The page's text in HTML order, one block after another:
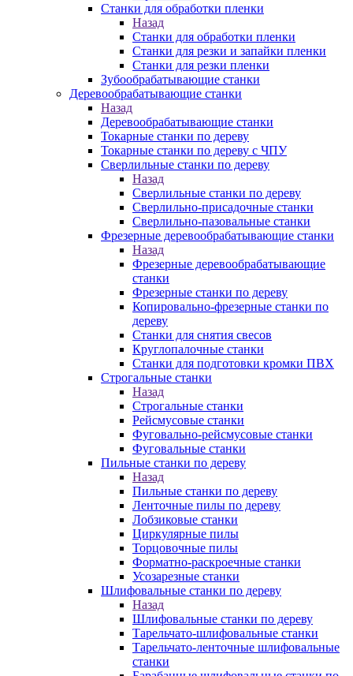
Станки для обработки пленки
Назад
Станки для обработки пленки
Станки для резки и запайки пленки
Станки для резки пленки
Зубообрабатывающие станки
Деревообрабатывающие станки
Назад
Деревообрабатывающие станки
Токарные станки по дереву
Токарные станки по дереву с ЧПУ
Сверлильные станки по дереву
Назад
Сверлильные станки по дереву
Сверлильно-присадочные станки
Сверлильно-пазовальные станки
Фрезерные деревообрабатывающие станки
Назад
Фрезерные деревообрабатывающие
станки
Фрезерные станки по дереву
Копировально-фрезерные станки по
дереву
Станки для снятия свесов
Круглопалочные станки
Станки для подготовки кромки ПВХ
Строгальные станки
Назад
Строгальные станки
Рейсмусовые станки
Фуговально-рейсмусовые станки
Фуговальные станки
Пильные станки по дереву
Назад
Пильные станки по дереву
Ленточные пилы по дереву
Лобзиковые станки
Циркулярные пилы
Торцовочные пилы
Форматно-раскроечные станки
Усозарезные станки
Шлифовальные станки по дереву
Назад
Шлифовальные станки по дереву
Тарельчато-шлифовальные станки
Тарельчато-ленточные шлифовальные
станки